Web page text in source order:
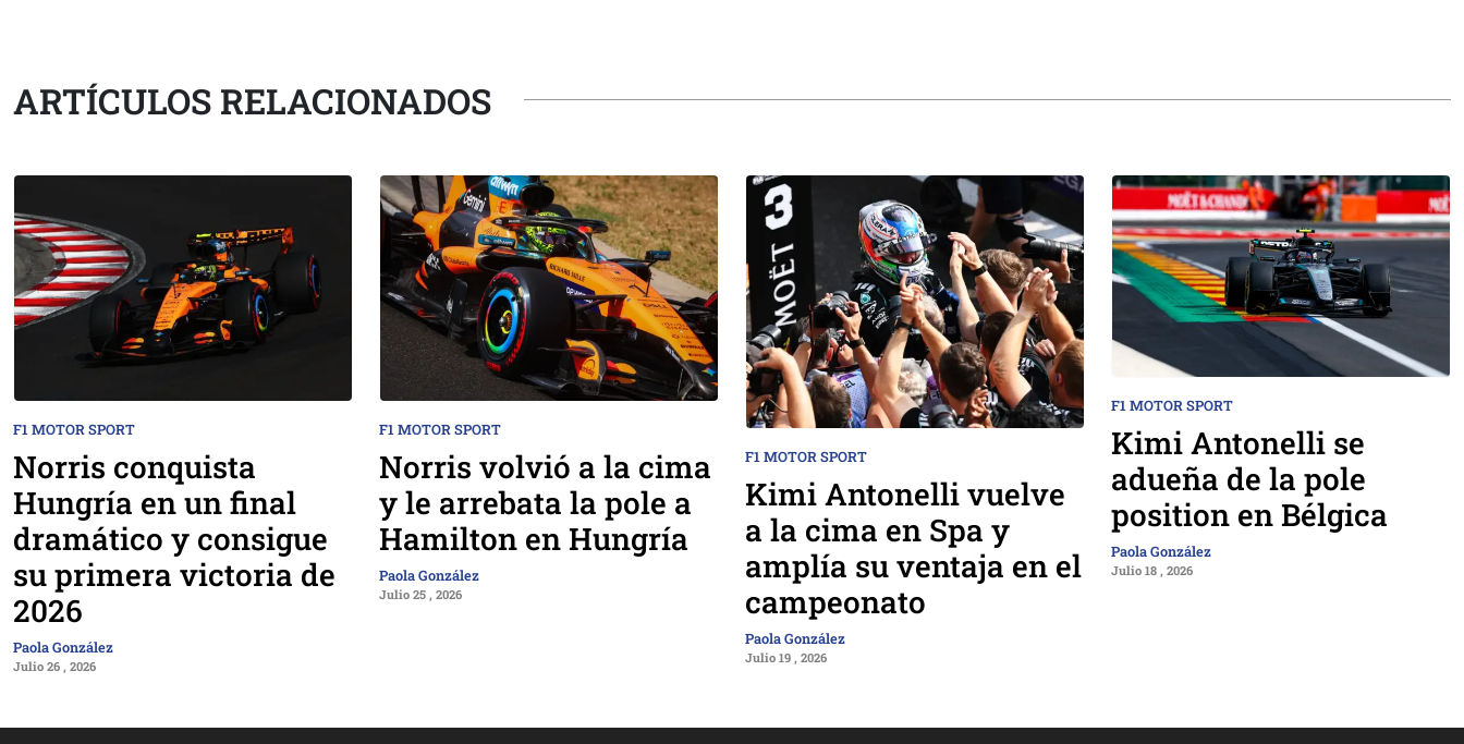
ARTÍCULOS RELACIONADOS
F1 MOTOR SPORT
Norris conquista
Hungría en un final
dramático y consigue
su primera victoria de
2026
Paola González
Julio 26 , 2026
F1 MOTOR SPORT
Norris volvió a la cima
y le arrebata la pole a
Hamilton en Hungría
Paola González
Julio 25 , 2026
F1 MOTOR SPORT
Kimi Antonelli vuelve
a la cima en Spa y
amplía su ventaja en el
campeonato
Paola González
Julio 19 , 2026
F1 MOTOR SPORT
Kimi Antonelli se
adueña de la pole
position en Bélgica
Paola González
Julio 18 , 2026